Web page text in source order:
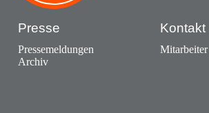
Presse
Pressemeldungen
Archiv
Kontakt
Mitarbeiter